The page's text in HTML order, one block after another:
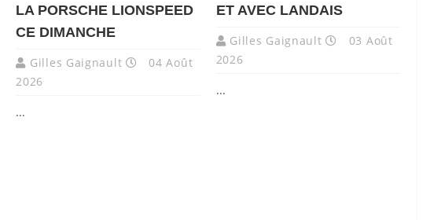
LA PORSCHE LIONSPEED
CE DIMANCHE
Gilles Gaignault
04 Août
2026
...
ET AVEC LANDAIS
Gilles Gaignault
03 Août
2026
...